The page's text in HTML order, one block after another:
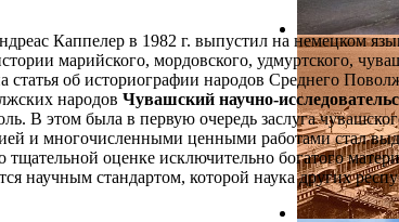
Каппелер в 1982 г. выпустил на немецком
марийского, мордовского, удмуртского,
об историографии народов Среднего
народовЧувашский научно-
В этом была в первую очередь заслуга
и многочисленными ценными работами стал
оценке исключительно богатого
научным стандартом, которой наука других